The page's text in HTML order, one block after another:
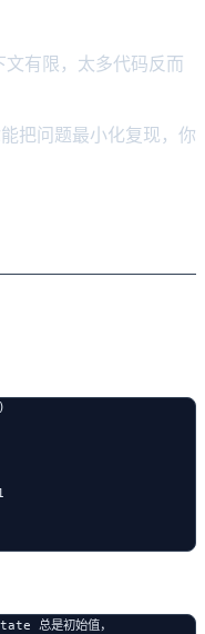
有限，太多代码反而
把问题最小化复现，你
总是初始值，